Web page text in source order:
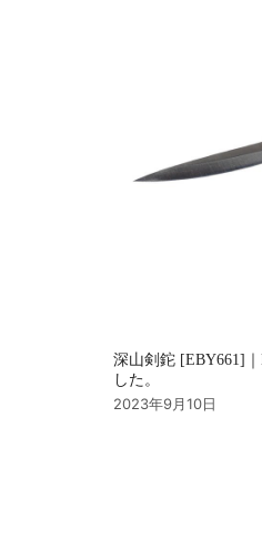
深山剣鉈 [EBY661]
した。
2023年9月10日